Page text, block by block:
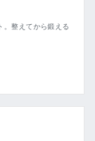
。整えてから鍛える